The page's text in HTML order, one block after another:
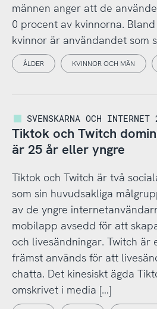
männen anger att de
0 procent av kvinnorna.
kvinnor är användandet som
ÅLDER KVINNOR OCH MÄN
SVENSKARNA OCH INTERNET
Tiktok och Twitch
är 25 år eller yngre
Tiktok och Twitch är två
som sin huvudsakliga
av de yngre
mobilapp avsedd för att
och livesändningar. Twitch är
främst används för att
chatta. Det kinesiskt ägda
omskrivet i media […]